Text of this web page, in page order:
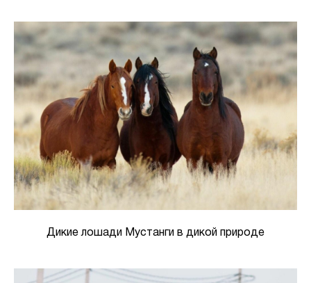
Дикие лошади Мустанги в дикой природе